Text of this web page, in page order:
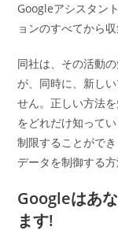
Googleアシスタン
ョンのすべてから収
同社は、その活動
が、同時に、新し
せん。正しい方法
をどれだけ知って
制限することがで
データを制御する方
Googleはあ
ます!